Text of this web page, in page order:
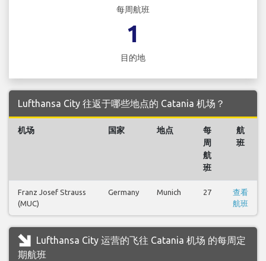
每周航班
1
目的地
Lufthansa City 往返于哪些地点的 Catania 机场？
机场 国家 地点
每
周
航
班
航
班
Franz Josef Strauss
(MUC)
Germany Munich 27
查看
航班
Lufthansa City 运营的飞往 Catania 机场 的每周定
期航班